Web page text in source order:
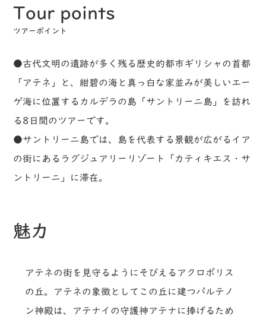
Tour points
ツアーポイント
●古代文明の遺跡が多く残る歴史的都市ギリシャの首都
「アテネ」と、紺碧の海と真っ白な家並みが美しいエー
ゲ海に位置するカルデラの島「サントリーニ島」を訪れ
る8日間のツアーです。
●サントリーニ島では、島を代表する景観が広がるイア
の街にあるラグジュアリーリゾート「カティキエス・サ
ントリーニ」に滞在。
魅力
アテネの街を見守るようにそびえるアクロポリス
の丘。アテネの象徴としてこの丘に建つパルテノ
ン神殿は、アテナイの守護神アテナに捧げるため